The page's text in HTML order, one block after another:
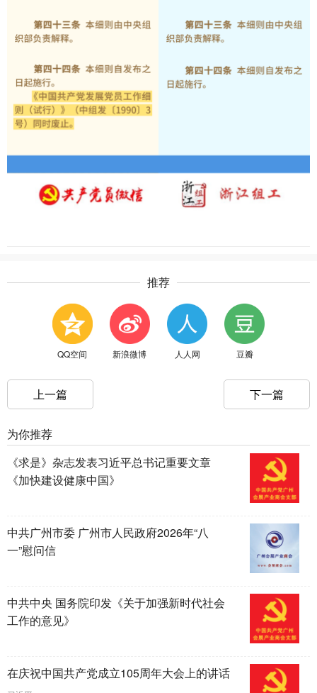
推荐
QQ空间 新浪微博 人人网 豆瓣
上一篇 下一篇
为你推荐
《求是》杂志发表习近平总书记重要文章
《加快建设健康中国》
中共广州市委 广州市人民政府2026年“八
一”慰问信
中共中央 国务院印发《关于加强新时代社会
工作的意见》
在庆祝中国共产党成立105周年大会上的讲话